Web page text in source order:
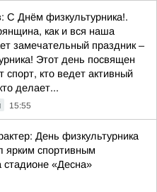
С Днём физкультурника!.
как и вся наша
замечательный праздник –
Этот день посвящен
спорт, кто ведет активный
делает...
15:55
День физкультурника
ярким спортивным
«Десна»